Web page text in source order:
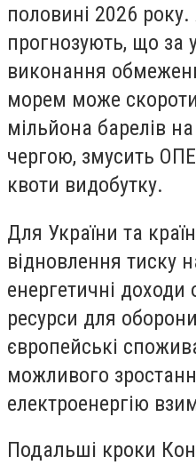
половині 2026 року.
прогнозують, що за
виконання
морем може
мільйона барелів
чергою, змусить
квоти видобутку.
Для України та
відновлення тиску
енергетичні доходи
ресурси для
європейські
можливого
електроенергію
Подальші кроки